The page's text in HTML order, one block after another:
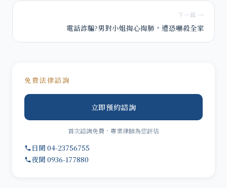
下一篇 →
電話詐騙?男對小姐掏心掏肺，遭恐嚇殺全家
免費法律諮詢
立即預約諮詢
首次諮詢免費，專業律師為您評估
日間 04-23756755
夜間 0936-177880